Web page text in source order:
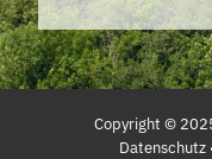
Copyright ©
Datenschutz